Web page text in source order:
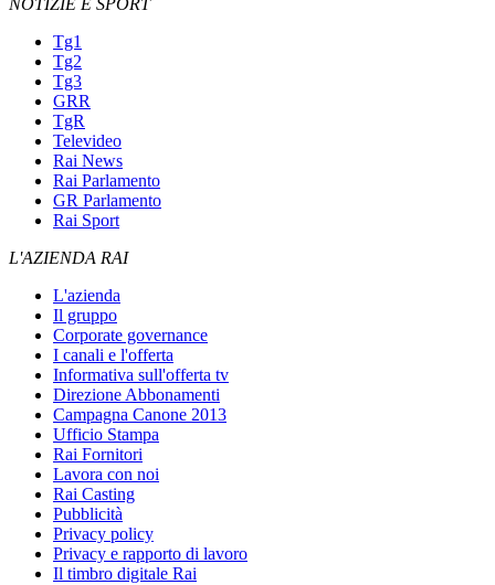
NOTIZIE E SPORT
Tg1
Tg2
Tg3
GRR
TgR
Televideo
Rai News
Rai Parlamento
GR Parlamento
Rai Sport
L'AZIENDA RAI
L'azienda
Il gruppo
Corporate governance
I canali e l'offerta
Informativa sull'offerta tv
Direzione Abbonamenti
Campagna Canone 2013
Ufficio Stampa
Rai Fornitori
Lavora con noi
Rai Casting
Pubblicità
Privacy policy
Privacy e rapporto di lavoro
Il timbro digitale Rai